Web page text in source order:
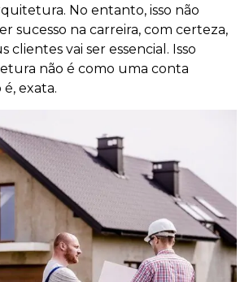
No entanto, isso não
sucesso na carreira, com certeza,
clientes vai ser essencial. Isso
não é como uma conta
exata.